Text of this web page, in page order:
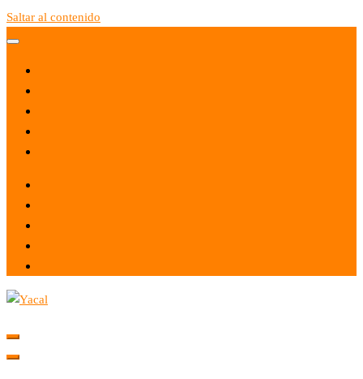
Saltar al contenido
Yacal micro hosting